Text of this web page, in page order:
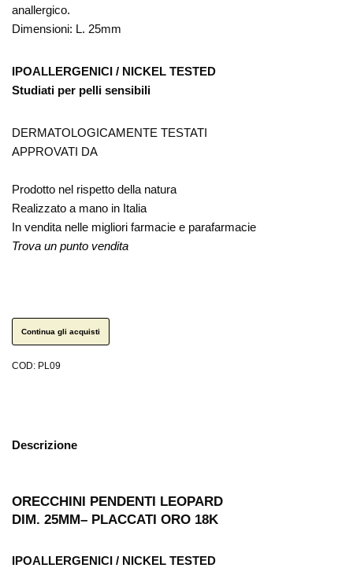
anallergico.
Dimensioni: L. 25mm
IPOALLERGENICI / NICKEL TESTED
Studiati per pelli sensibili
DERMATOLOGICAMENTE TESTATI
APPROVATI DA
Prodotto nel rispetto della natura
Realizzato a mano in Italia
In vendita nelle migliori farmacie e parafarmacie
Trova un punto vendita
Continua gli acquisti
COD: PL09
Descrizione
ORECCHINI PENDENTI LEOPARD
DIM. 25MM– PLACCATI ORO 18K
IPOALLERGENICI / NICKEL TESTED